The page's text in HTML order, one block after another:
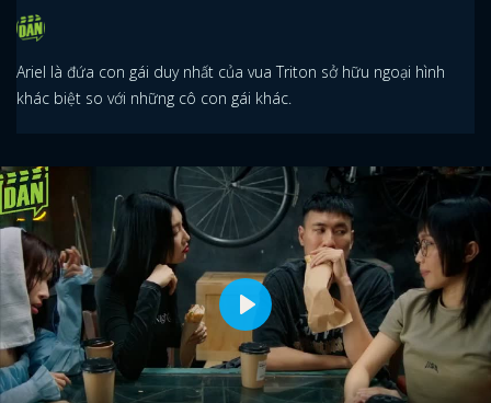
Ariel là đứa con gái duy nhất của vua Triton sở hữu ngoại hình
khác biệt so với những cô con gái khác.
Play